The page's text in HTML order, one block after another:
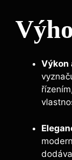
Výkon